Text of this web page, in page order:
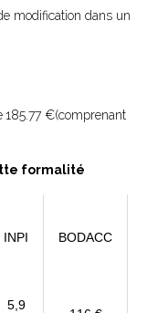
modification dans un
185.77 €(comprenant
formalité
INPI BODACC
5,9